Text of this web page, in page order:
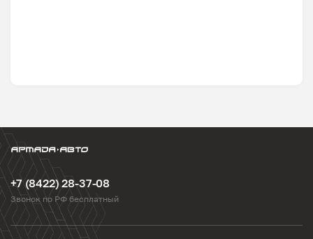
+7 (8422) 28-37-08
Звонок по РФ бесплатный